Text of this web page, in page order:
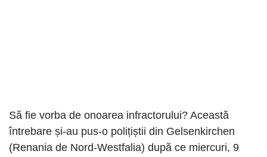
Să fie vorba de onoarea infractorului? Această
întrebare și-au pus-o polițiștii din Gelsenkirchen
(Renania de Nord-Westfalia) după ce miercuri, 9